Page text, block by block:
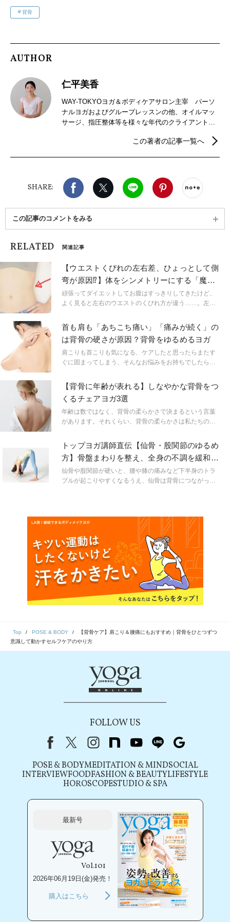
背骨
AUTHOR
仁平美香
WAY-TOKYOヨガ＆ボディケアサロン主宰 パーソ
ナルヨガおよびグループレッスンの他、オイルマッ
サージ、指圧整体等を様々な年代のクライアントに
コントロールヨガ、産後、マタニティヨガ等、講師
るはじめての月経血コントロールヨガ」「医師もす
すめる血管美人ヨガ」等8冊の著書がある。雑誌・
この著者の記事一覧へ
SHARE:
Facebook X（旧twitter）
LINE Pinterest
この記事のコメントをみる
RELATED 関連記事
【ウエストくびれの左右差、ひょっとして側
弯が原因⁉】体をシンメトリーにする「魔法
のエクササイズ」
頑張ってダイエットしてお腹はすっきりしてきたけど、
よく見ると左右のウエストのくびれ方が違う……。左の
腹みたいに寸胴といったことがよくあります。 その原因
は背骨の側弯かも知れません。魔法のエクササイズで左
右対称のお腹を目指しましょう。
首も肩も「あちこち痛い」「痛みが続く」の
は背骨の硬さが原因？背骨をゆるめるヨガ
肩こりも首こりも気になる、ケアしたと思ったらまたす
ぐに固まってしまう、そんなお悩みをお持ちでしたら、
は、その改善方法をお伝えします。
【背骨に年齢が表れる】しなやかな背骨をつ
くるチェアヨガ3選
年齢は数ではなく、背骨の柔らかさで決まるという言葉
があります。それくらい、背骨の柔らかさは私たちの体
まってしまう体。 座ってできる背骨のストレッチで若々
しい体を保ちませんか？
トップヨガ講師直伝【仙骨・股関節のゆるめ
方】骨盤まわりを整え、全身の不調を緩和す
る簡単ヨガ
仙骨や股関節が硬いと、腰や膝の痛みなど下半身のトラ
ブルが起こりやすくなるうえ、仙骨は背骨につながって
Top POSE & BODY
【背骨ケア】肩こり＆腰痛にもおすすめ｜背骨をひとつずつ
意識して動かすセルフケアのやり方
FOLLOW US
FacebookX（旧Twitter）
instagram
note youtubeline
POSE & BODYMEDITATION & MINDSOCIAL
INTERVIEWFOODFASHION & BEAUTYLIFESTYLE
HOROSCOPESTUDIO & SPA
最新号
Vol.101
2026年06月19日(金)発売！
購入はこちら